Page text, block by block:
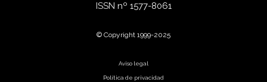
ISSN nº 1577-8061
© Copyright 1999-2025
Aviso legal
Política de privacidad